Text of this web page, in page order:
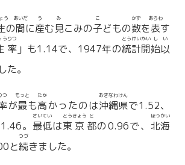
う
の間
あいだ
に産
う
む見
み
こみの子
こ
どもの数
かず
を表
あらわ
す
う
率
りつ
」も1.14で、1947年の統
とう
計
けい
開
かい
始
し
以
い
た。
つ
が最
もっと
も高
たか
かったのは沖
おき
縄
なわ
県
けん
で1.52、
。 最
さい
低
てい
は東
とう
京
きょう
都
と
の0.96で、 北
ほっ
海
かい
と続
つづ
きました。